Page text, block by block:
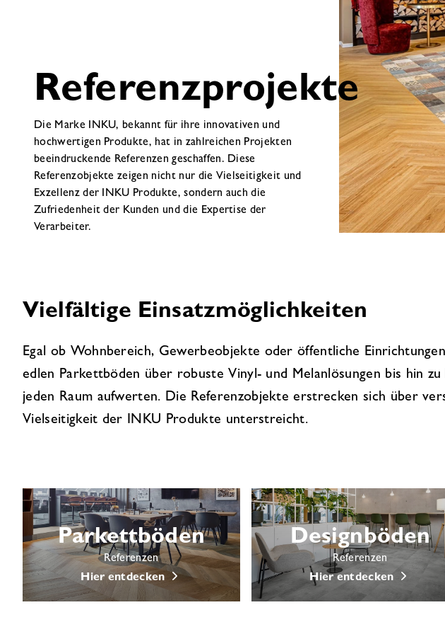
Referenzprojekte
Die Marke INKU, bekannt für ihre innovativen und
hochwertigen Produkte, hat in zahlreichen Projekten
beeindruckende Referenzen geschaffen. Diese
Referenzobjekte zeigen nicht nur die Vielseitigkeit und
Exzellenz der INKU Produkte, sondern auch die
Zufriedenheit der Kunden und die Expertise der
Verarbeiter.
Vielfältige Einsatzmöglichkeiten
Egal ob Wohnbereich, Gewerbeobjekte oder öffentliche
edlen Parkettböden über robuste Vinyl- und Melanlösungen bis hin
jeden Raum aufwerten. Die Referenzobjekte erstrecken sich über
Vielseitigkeit der INKU Produkte unterstreicht.
Parkettböden
Referenzen
Hier entdecken
Designböden
Referenzen
Hier entdecken